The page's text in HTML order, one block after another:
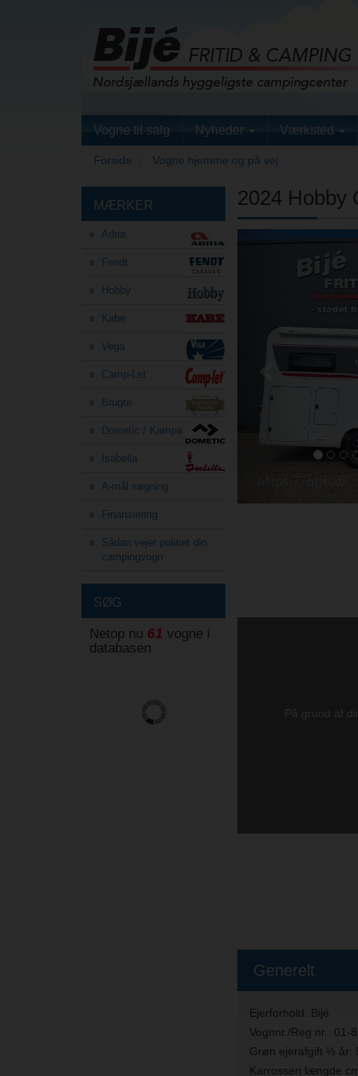
Vogne til salg Nyheder Værksted
Forside Vogne hjemme og på vej
2024 Hobby
Previous
På grund af
Generelt
Ejerforhold: Bijé
Vognnr./Reg nr.: 01-
Grøn ejerafgift ½ år:
Karrosseri længde
MÆRKER
Adria
Fendt
Hobby
Kabe
Vega
Camp-Let
Brugte
Dometic / Kampa
Isabella
A-mål søgning
Finansiering
Sådan vejer politiet din
campingvogn
SØG
Netop nu 61 vogne i
databasen